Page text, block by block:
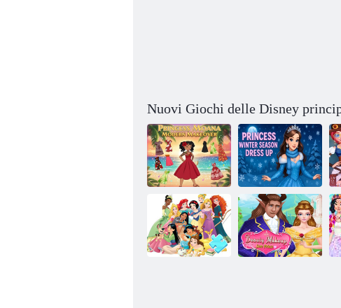
Nuovi Giochi delle Disney
Rinnovo
moderno della
principessa
Moana
Vesti la
principessa per
la stagione
invernale